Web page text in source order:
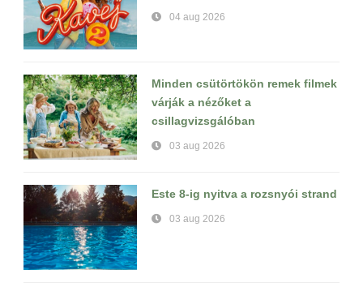
04 aug 2026
Minden csütörtökön remek filmek
várják a nézőket a
csillagvizsgálóban
03 aug 2026
Este 8-ig nyitva a rozsnyói strand
03 aug 2026